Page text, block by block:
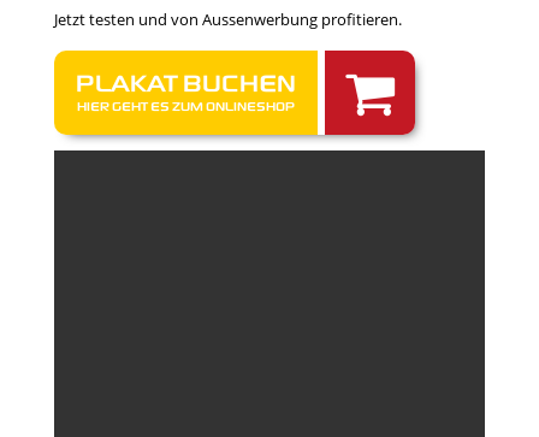
Jetzt testen und von Aussenwerbung profitieren.
PLAKAT BUCHEN
HIER GEHT ES ZUM ONLINESHOP